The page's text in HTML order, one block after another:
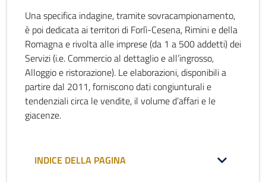
Una specifica indagine, tramite sovracampionamento,
è poi dedicata ai territori di Forlì-Cesena, Rimini e della
Romagna e rivolta alle imprese (da 1 a 500 addetti) dei
Servizi (i.e. Commercio al dettaglio e all’ingrosso,
Alloggio e ristorazione). Le elaborazioni, disponibili a
partire dal 2011, forniscono dati congiunturali e
tendenziali circa le vendite, il volume d’affari e le
giacenze.
INDICE DELLA PAGINA